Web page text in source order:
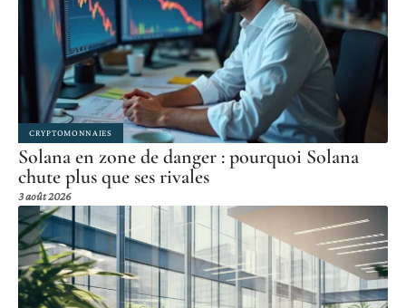
CRYPTOMONNAIES
Solana en zone de danger : pourquoi Solana
chute plus que ses rivales
3 août 2026